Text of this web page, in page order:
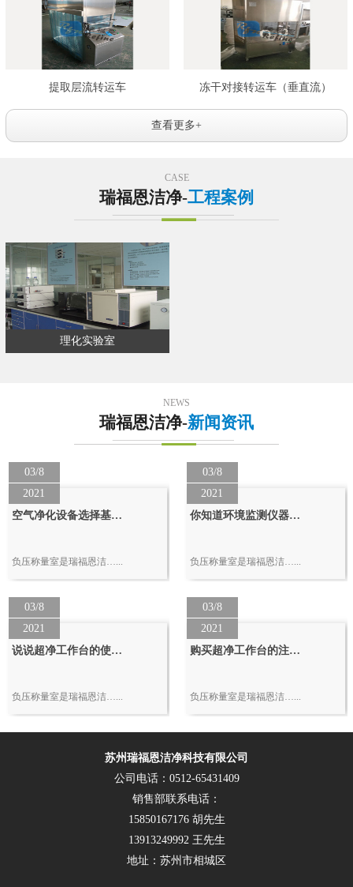
提取层流转运车 冻干对接转运车（垂直流）
查看更多+
CASE
瑞福恩洁净-工程案例
理化实验室
NEWS
瑞福恩洁净-新闻资讯
03/8
2021
空气净化设备选择基…
负压称量室是瑞福恩洁…...
03/8
2021
你知道环境监测仪器…
负压称量室是瑞福恩洁…...
03/8
2021
说说超净工作台的使…
负压称量室是瑞福恩洁…...
03/8
2021
购买超净工作台的注…
负压称量室是瑞福恩洁…...
苏州瑞福恩洁净科技有限公司
公司电话：0512-65431409
销售部联系电话：
15850167176 胡先生
13913249992 王先生
地址：苏州市相城区